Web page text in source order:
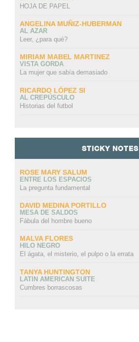
HOJA DE PAPEL
ANGELINA MUÑIZ-HUBERMAN
AL AZAR
Leer, ¿para qué?
MIRIAM MABEL MARTINEZ
VISTA GORDA
La mujer que sabía demasiado
RICARDO LÓPEZ SI
AL CREPÚSCULO
Historias del futbol
STICKY NOTES
ROSE MARY SALUM
ENTRE LOS ESPACIOS
La pregunta fundamental
DAVID MEDINA PORTILLO
MESA DE SALDOS
Fábula del hombre bueno
MALVA FLORES
HILO NEGRO
El ágata, el misterio, el pulpo o la errata
TANYA HUNTINGTON
LATIN AMERICAN SUITE
Cumbres borrascosas